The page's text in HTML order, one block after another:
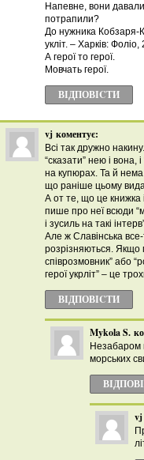
Напевне, вони давали
потрапили?
До нужника Кобзаря-
укліт. – Харків: Фоліо,
А герої то герої.
Мовчать герої.
ВІДПОВІCТИ
vj коментує:
Всі так дружно
“сказати” нею і вона,
на купюрах. Та й нема
що раніше цьому
А от те, що це книжка
пише про неї всюди
і зусиль на такі
Але ж Славінська все-
розрізняються. Якщо
співрозмовник” або
герої укрліт” – це
ВІДПОВІCТИ
Mykola S.
Незабаром
морських
vj